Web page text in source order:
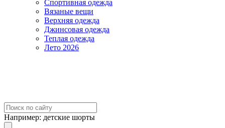
Спортивная одежда
Вязаные вещи
Верхняя одежда
Джинсовая одежда
Теплая одежда
Лето 2026
Например: детские шорты